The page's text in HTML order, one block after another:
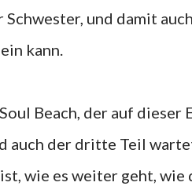
und damit
kann.
Beach, der auf dieser
auch der dritte Teil
wie es weiter geht,